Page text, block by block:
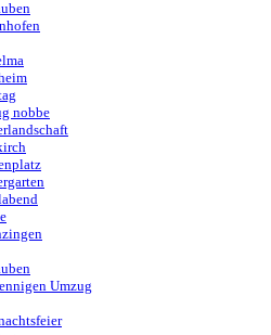
nobbe
Umzug